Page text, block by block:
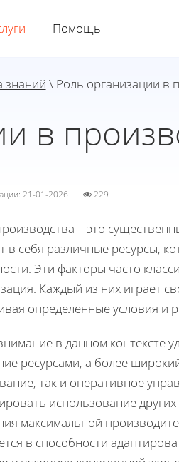
Помощь
знаний \ Роль организации в
в
21-01-2026 229
– это
в себя различные ресурсы,
Эти факторы часто
Каждый из них играет
определенные условия и
в данном контексте
ресурсами, а более
так и оперативное
использование
максимальной
в способности